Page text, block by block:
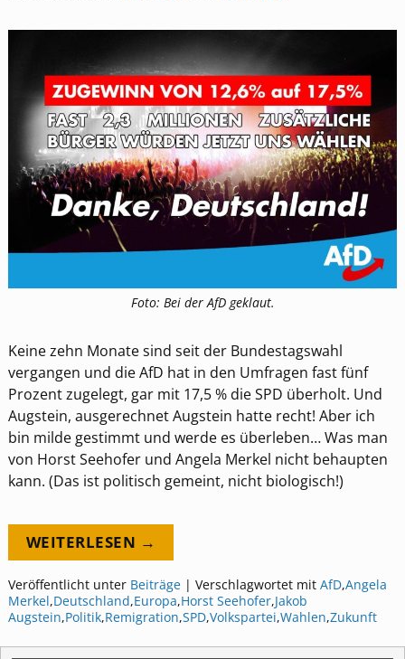
Foto: Bei der AfD geklaut.
Keine zehn Monate sind seit der Bundestagswahl
vergangen und die AfD hat in den Umfragen fast fünf
Prozent zugelegt, gar mit 17,5 % die SPD überholt. Und
Augstein, ausgerechnet Augstein hatte recht! Aber ich
bin milde gestimmt und werde es überleben… Was man
von Horst Seehofer und Angela Merkel nicht behaupten
kann. (Das ist politisch gemeint, nicht biologisch!)
WEITERLESEN →
Veröffentlicht unter Beiträge| Verschlagwortet mit AfD,Angela
Merkel,Deutschland,Europa,Horst Seehofer,Jakob
Augstein,Politik,Remigration,SPD,Volkspartei,Wahlen,Zukunft